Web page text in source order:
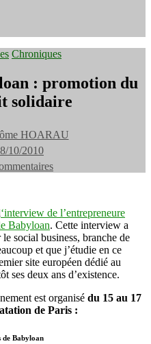
Chroniques
: promotion du
solidaire
HOARAU
10/2010
Rencontres
:
promotion
du
microcrédit
solidaire
‘interview de l’entrepreneure
Babyloan. Cette interview a
social business, branche de
et que j’étudie en ce
site européen dédié au
ses deux ans d’existence.
est organisé du 15 au 17
de Paris :
de Babyloan